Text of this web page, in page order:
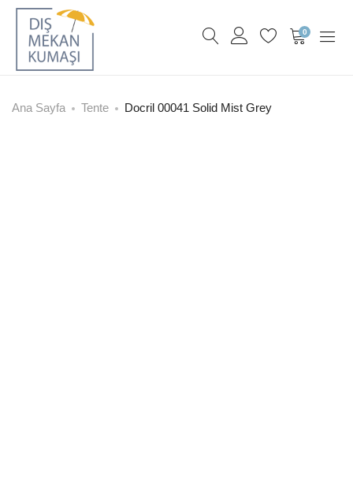
0
Ana Sayfa Tente Docril 00041 Solid Mist Grey